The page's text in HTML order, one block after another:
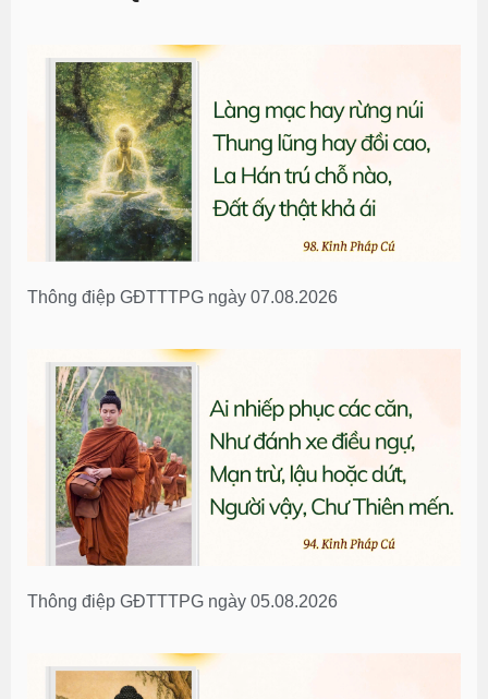
Thông điệp GĐTTTPG ngày 07.08.2026
Thông điệp GĐTTTPG ngày 05.08.2026